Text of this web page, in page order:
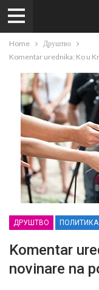
Home
Друштво
Komentar urednika: Ko u
ДРУШТВО ПОЛИТИКА
Komentar
novinare na